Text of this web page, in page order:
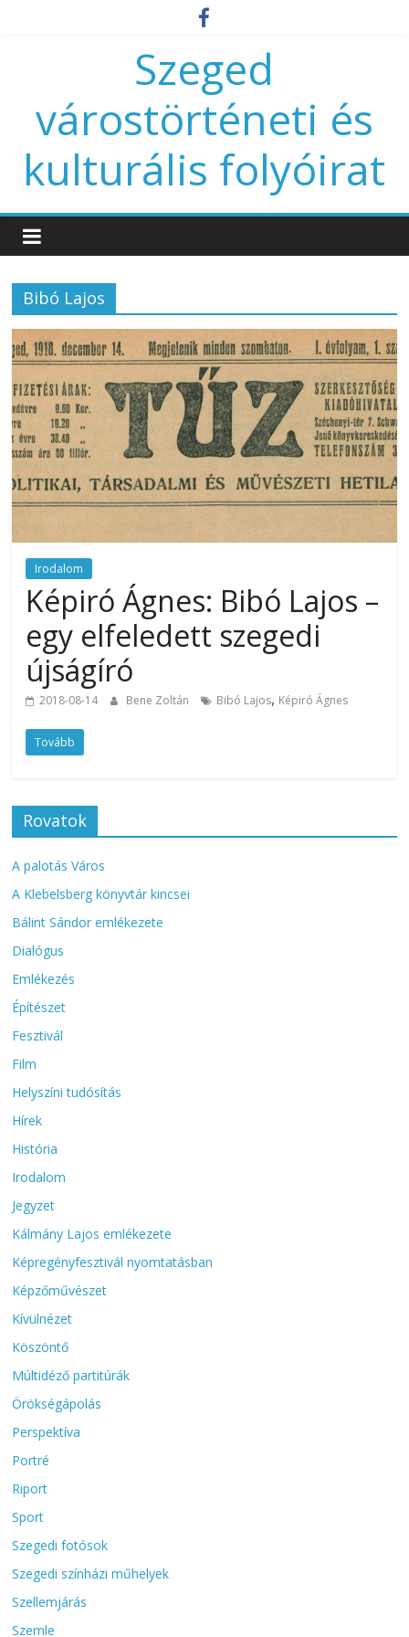
Szeged
várostörténeti és
kulturális folyóirat
Bibó Lajos
Irodalom
Képiró Ágnes: Bibó Lajos –
egy elfeledett szegedi
újságíró
2018-08-14 Bene Zoltán Bibó Lajos, Képiró Ágnes
Tovább
Rovatok
A palotás Város
A Klebelsberg könyvtár kincsei
Bálint Sándor emlékezete
Dialógus
Emlékezés
Építészet
Fesztivál
Film
Helyszíni tudósítás
Hírek
História
Irodalom
Jegyzet
Kálmány Lajos emlékezete
Képregényfesztivál nyomtatásban
Képzőművészet
Kívülnézet
Köszöntő
Múltidéző partitúrák
Örökségápolás
Perspektíva
Portré
Riport
Sport
Szegedi fotósok
Szegedi színházi műhelyek
Szellemjárás
Szemle